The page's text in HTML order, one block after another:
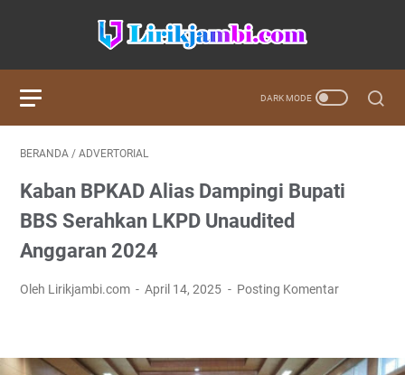
BERANDA / ADVERTORIAL
Kaban BPKAD Alias Dampingi Bupati
BBS Serahkan LKPD Unaudited
Anggaran 2024
Oleh Lirikjambi.com April 14, 2025 Posting Komentar